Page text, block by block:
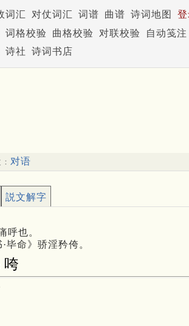
词汇 对仗词汇 词谱 曲谱 诗词地图
词格校验 曲格校验 对联校验
自动笺注
诗社 诗词书店
对语
説文解字
呼也。
毕命》骄淫矜侉。
咵